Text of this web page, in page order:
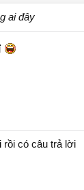
ai đây
rồi có câu trả lời